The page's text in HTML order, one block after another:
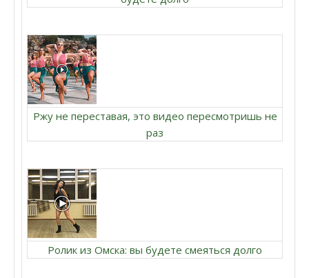
Ржу не переставая, это видео пересмотришь не
раз
Ролик из Омска: вы будете смеяться долго